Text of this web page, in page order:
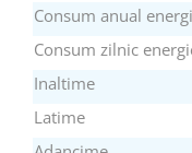
Consum anual
Consum zilnic
Inaltime
Latime